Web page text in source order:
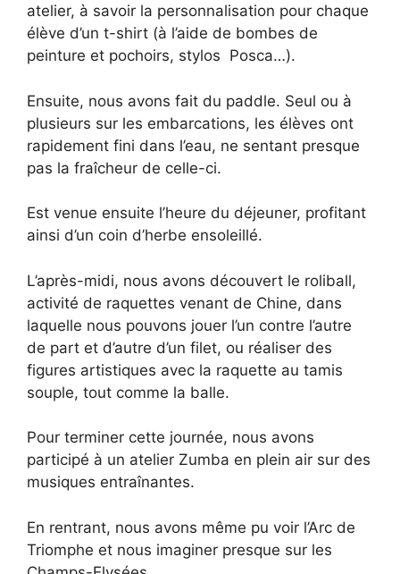
atelier, à savoir la personnalisation pour chaque
élève d’un t-shirt (à l’aide de bombes de
peinture et pochoirs, stylos Posca…).
Ensuite, nous avons fait du paddle. Seul ou à
plusieurs sur les embarcations, les élèves ont
rapidement fini dans l’eau, ne sentant presque
pas la fraîcheur de celle-ci.
Est venue ensuite l’heure du déjeuner, profitant
ainsi d’un coin d’herbe ensoleillé.
L’après-midi, nous avons découvert le roliball,
activité de raquettes venant de Chine, dans
laquelle nous pouvons jouer l’un contre l’autre
de part et d’autre d’un filet, ou réaliser des
figures artistiques avec la raquette au tamis
souple, tout comme la balle.
Pour terminer cette journée, nous avons
participé à un atelier Zumba en plein air sur des
musiques entraînantes.
En rentrant, nous avons même pu voir l’Arc de
Triomphe et nous imaginer presque sur les